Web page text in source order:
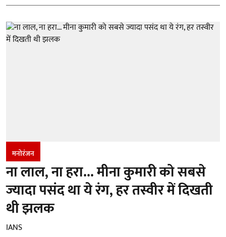
मनोरंजन
ना लाल, ना हरा... मीना कुमारी को सबसे
ज्यादा पसंद था ये रंग, हर तस्वीर में दिखती
थी झलक
IANS